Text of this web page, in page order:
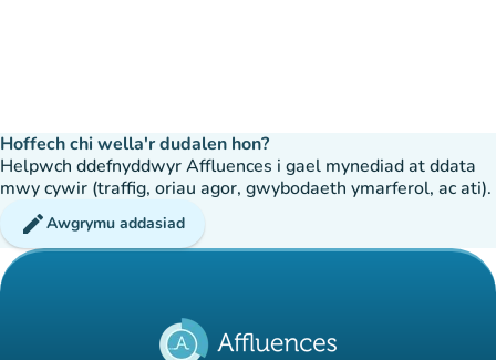
Hoffech chi wella'r dudalen hon?
Helpwch ddefnyddwyr Affluences i gael mynediad at ddata
mwy cywir (traffig, oriau agor, gwybodaeth ymarferol, ac ati).
editAwgrymu addasiad